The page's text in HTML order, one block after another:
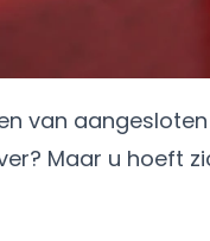
van
Maar u hoeft